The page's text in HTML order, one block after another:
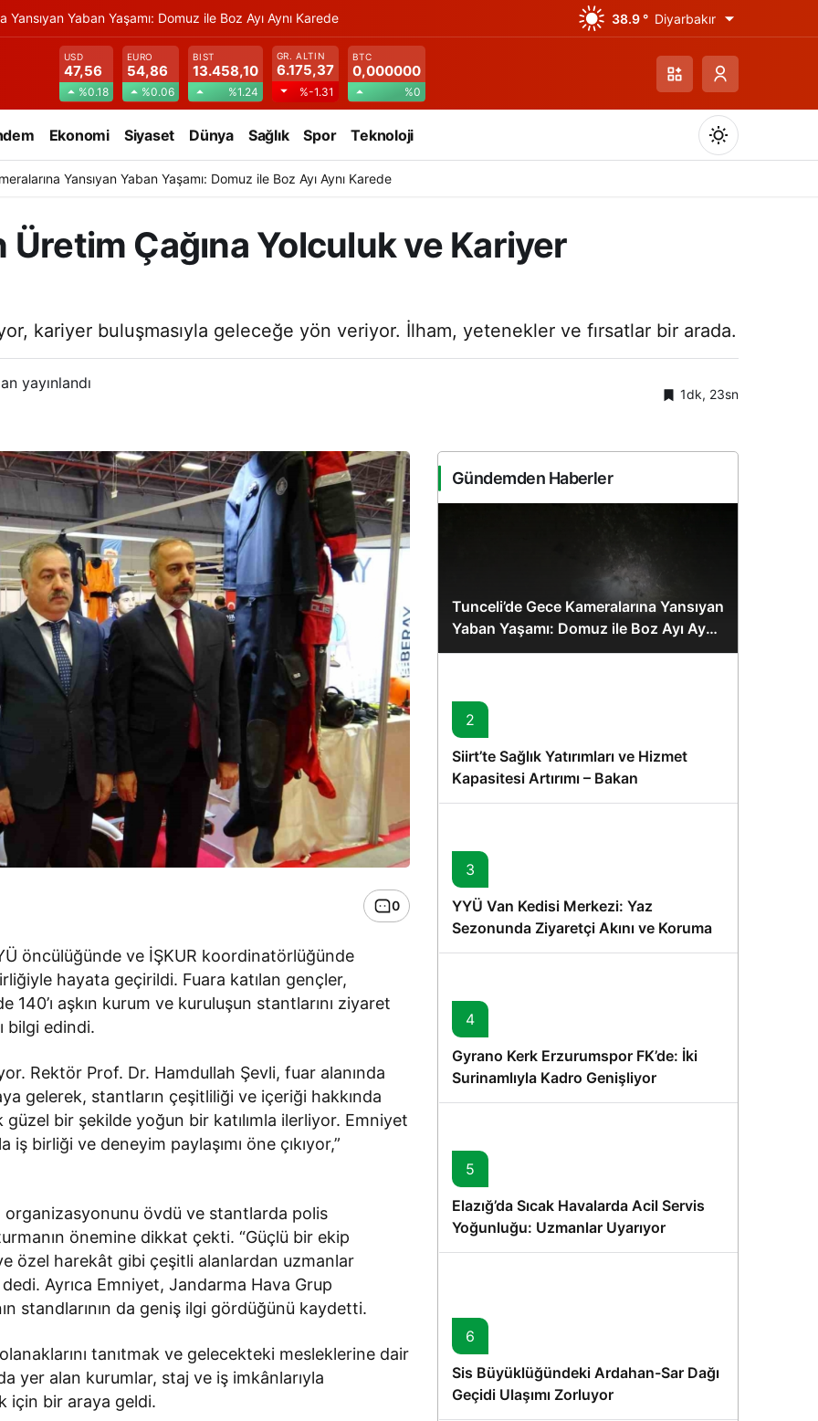
Yansıyan Yaban Yaşamı: Domuz ile Boz Ayı Aynı Karede 38.9 ° Diyarbakır
USD
47,56
%0.18
EURO
54,86
%0.06
BIST
13.458,10
%1.24
GR. ALTIN
6.175,37
%-1.31
BTC
0,000000
%0
Ekonomi Siyaset Dünya Sağlık Spor Teknoloji
Yansıyan Yaban Yaşamı: Domuz ile Boz Ayı Aynı Karede
Üretim Çağına Yolculuk ve Kariyer
kariyer buluşmasıyla geleceğe yön veriyor. İlham, yetenekler ve fırsatlar bir arada.
yayınlandı
1dk, 23sn
0
öncülüğünde ve İŞKUR koordinatörlüğünde
hayata geçirildi. Fuara katılan gençler,
140’ı aşkın kurum ve kuruluşun stantlarını ziyaret
bilgi edindi.
Rektör Prof. Dr. Hamdullah Şevli, fuar alanında
gelerek, stantların çeşitliliği ve içeriği hakkında
güzel bir şekilde yoğun bir katılımla ilerliyor. Emniyet
birliği ve deneyim paylaşımı öne çıkıyor,”
övdü ve stantlarda polis
önemine dikkat çekti. “Güçlü bir ekip
özel harekât gibi çeşitli alanlardan uzmanlar
Ayrıca Emniyet, Jandarma Hava Grup
standlarının da geniş ilgi gördüğünü kaydetti.
tanıtmak ve gelecekteki mesleklerine dair
yer alan kurumlar, staj ve iş imkânlarıyla
için bir araya geldi.
Gündemden Haberler
Tunceli’de Gece Kameralarına Yansıyan
Yaban Yaşamı: Domuz ile Boz Ayı Aynı
Karede
2
Siirt’te Sağlık Yatırımları ve Hizmet
Kapasitesi Artırımı – Bakan
Memişoğlu’nun Ziyareti
3
YYÜ Van Kedisi Merkezi: Yaz
Sezonunda Ziyaretçi Akını ve Koruma
Vurgusu
4
Gyrano Kerk Erzurumspor FK’de: İki
Surinamlıyla Kadro Genişliyor
5
Elazığ’da Sıcak Havalarda Acil Servis
Yoğunluğu: Uzmanlar Uyarıyor
6
Sis Büyüklüğündeki Ardahan-Sar Dağı
Geçidi Ulaşımı Zorluyor